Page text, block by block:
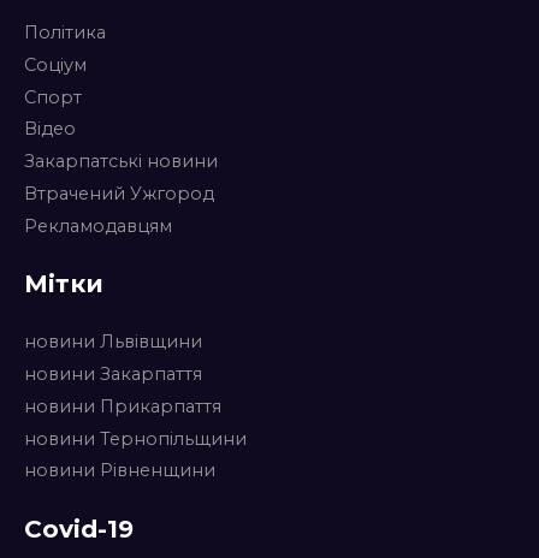
Політика
Соціум
Спорт
Відео
Закарпатські новини
Втрачений Ужгород
Рекламодавцям
Мітки
новини Львівщини
новини Закарпаття
новини Прикарпаття
новини Тернопільщини
новини Рівненщини
Covid-19